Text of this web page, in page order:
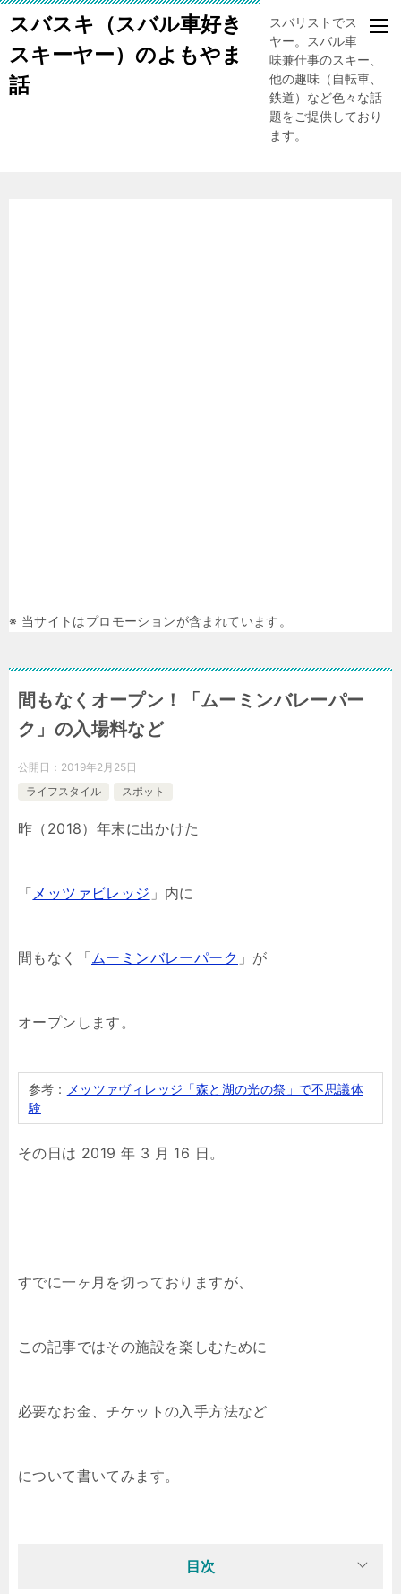
スバスキ（スバル車好き
スキーヤー）のよもやま
話
スバリストでスキー
ヤー。スバル車、趣
味兼仕事のスキー、
他の趣味（自転車、
鉄道）など色々な話
題をご提供しており
ます。
※ 当サイトはプロモーションが含まれています。
間もなくオープン！「ムーミンバレーパー
ク」の入場料など
公開日： 2019年2月25日
ライフスタイル
スポット
昨（2018）年末に出かけた
「メッツァビレッジ 」内に
間もなく「ムーミンバレーパーク 」が
オープンします。
参考：
メッツァヴィレッジ「森と湖の光の祭」で不思議体
験
その日は 2019 年 3 月 16 日。
すでに一ヶ月を切っておりますが、
この記事ではその施設を楽しむために
必要なお金、チケットの入手方法など
について書いてみます。
目次